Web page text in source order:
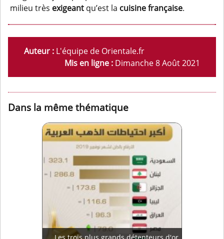
milieu très exigeant qu’est la cuisine française.
Auteur : L'équipe de Orientale.fr
Mis en ligne : Dimanche 8 Août 2021
Dans la même thématique